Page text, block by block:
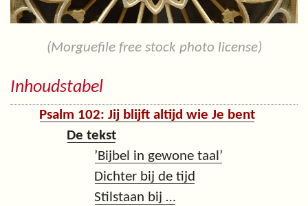
(Morguefile free stock photo license)
Inhoudstabel
Psalm 102: Jij blijft altijd wie Je bent
De tekst
’Bijbel in gewone taal’
Dichter bij de tijd
Stilstaan bij …